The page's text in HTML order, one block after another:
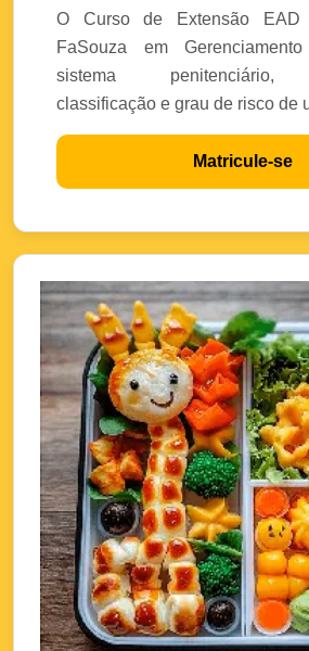
O Curso de Extensão EAD
FaSouza em
sistema penitenciário,
classificação e grau de risco de
Matricule-se